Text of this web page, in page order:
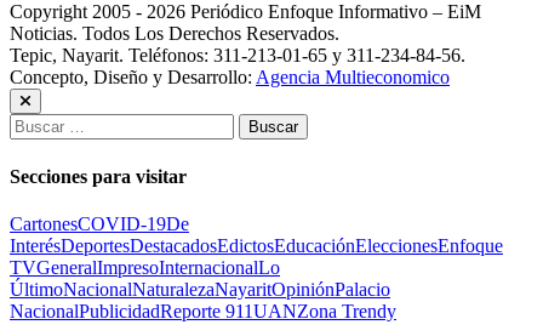
Copyright 2005 - 2026 Periódico Enfoque Informativo – EiM
Noticias. Todos Los Derechos Reservados.
Tepic, Nayarit. Teléfonos: 311-213-01-65 y 311-234-84-56.
Concepto, Diseño y Desarrollo: Agencia Multieconomico
Buscar:
Secciones para visitar
CartonesCOVID-19De
InterésDeportesDestacadosEdictosEducaciónEleccionesEnfoque
TVGeneralImpresoInternacionalLo
ÚltimoNacionalNaturalezaNayaritOpiniónPalacio
NacionalPublicidadReporte 911UANZona Trendy